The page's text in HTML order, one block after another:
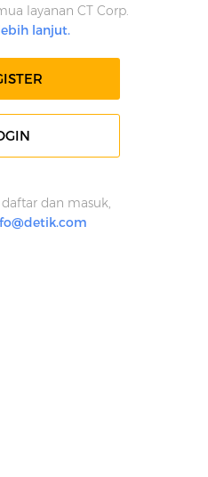
layanan CT Corp.
lanjut.
dan masuk,